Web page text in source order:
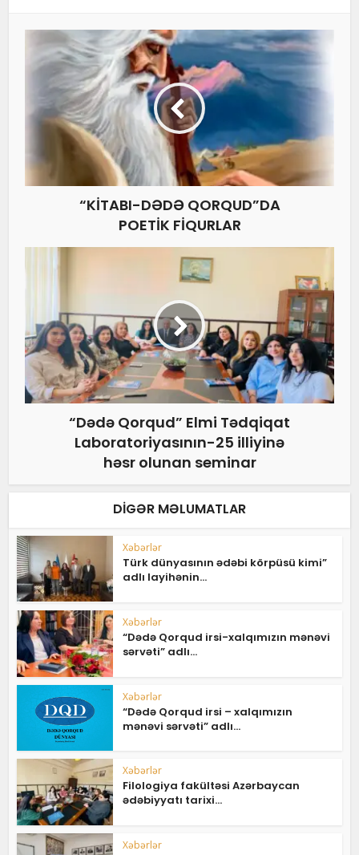
“KİTABI-DƏDƏ QORQUD”DA
POETİK FİQURLAR
“Dədə Qorqud” Elmi Tədqiqat
Laboratoriyasının-25 illiyinə
həsr olunan seminar
DIGƏR MƏLUMATLAR
Xəbərlər
Türk dünyasının ədəbi körpüsü kimi”
adlı layihənin...
Xəbərlər
“Dədə Qorqud irsi-xalqımızın mənəvi
sərvəti” adlı...
Xəbərlər
“Dədə Qorqud irsi – xalqımızın
mənəvi sərvəti” adlı...
Xəbərlər
Filologiya fakültəsi Azərbaycan
ədəbiyyatı tarixi...
Xəbərlər